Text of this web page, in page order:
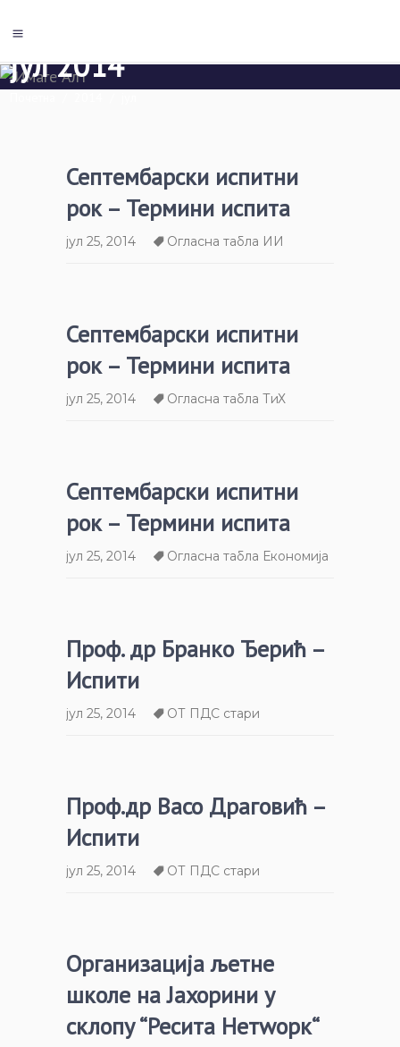
јул 2014
Септембарски испитни
рок – Термини испита
јул 25, 2014 Огласна табла ИИ
Септембарски испитни
рок – Термини испита
јул 25, 2014 Огласна табла ТиХ
Септембарски испитни
рок – Термини испита
јул 25, 2014 Огласна табла Економија
Проф. др Бранко Ђерић –
Испити
јул 25, 2014 ОТ ПДС стари
Проф.др Васо Драговић –
Испити
јул 25, 2014 ОТ ПДС стари
Организација љетне
школе на Јахорини у
склопу “Ресита Нетwорк“